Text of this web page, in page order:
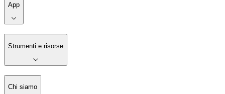
App
Strumenti e risorse
Chi siamo